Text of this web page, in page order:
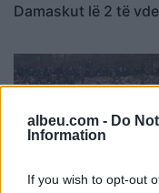
albeu.com - Do
Information
If you wish to opt-out
Damaskut lë 2 të
Ceuta përballet me